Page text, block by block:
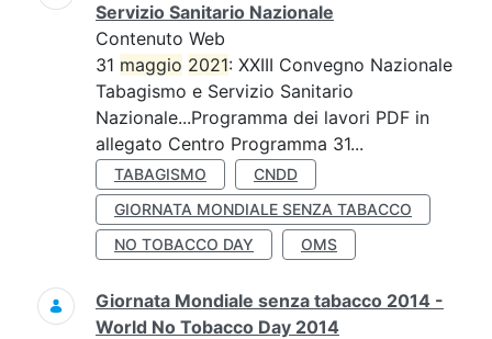
Servizio Sanitario Nazionale
Contenuto Web
31 maggio 2021: XXIII Convegno Nazionale
Tabagismo e Servizio Sanitario
Nazionale...Programma dei lavori PDF in
allegato Centro Programma 31...
TABAGISMO
CNDD
GIORNATA MONDIALE SENZA TABACCO
NO TOBACCO DAY
OMS
Giornata Mondiale senza tabacco 2014 -
World No Tobacco Day 2014